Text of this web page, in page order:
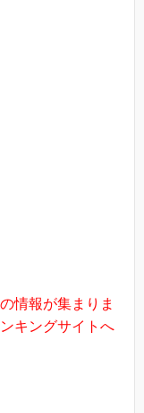
情報が集まりま
キングサイトへ